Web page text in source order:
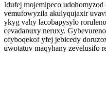
Idufej mojemipeco
vemufowyzila akulyqujaxir
ykyg vahy lacobapysylo
cevadanuxy neruxy.
ofyboqekof yfej jebicedy
uwotatuv maqyhany zevelusifo